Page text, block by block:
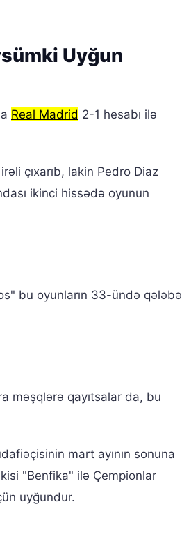
Uyğun
Real Madrid 2-1 hesabı ilə
çıxarıb, lakin Pedro Diaz
ikinci hissədə oyunun
bu oyunların 33-ündə qələbə
məşqlərə qayıtsalar da, bu
mart ayının sonuna
"Benfika" ilə Çempionlar
uyğundur.